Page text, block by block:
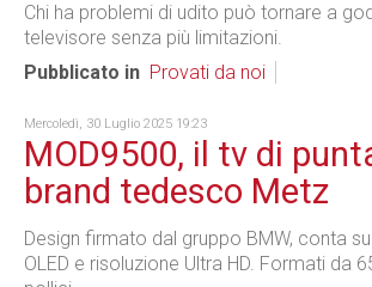
Chi ha problemi di udito può tornare a
televisore senza più limitazioni.
Pubblicato in Provati da noi
Mercoledì, 30 Luglio 2025 19:23
MOD9500, il tv di
brand tedesco Metz
Design firmato dal gruppo BMW, conta
OLED e risoluzione Ultra HD. Formati da